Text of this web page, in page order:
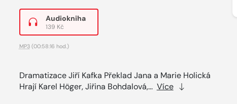
Audiokniha
139 Kč
MP3(00:58:16 hod.)
Dramatizace Jiří Kafka Překlad Jana a Marie Holická
Hrají Karel Höger, Jiřina Bohdalová,... Více